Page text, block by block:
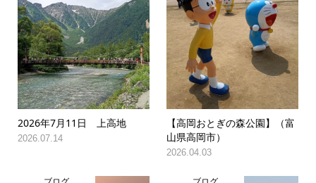
2026年7月11日 上高地
2026.07.14
【高岡おとぎの森公園】（富
山県高岡市）
2026.04.03